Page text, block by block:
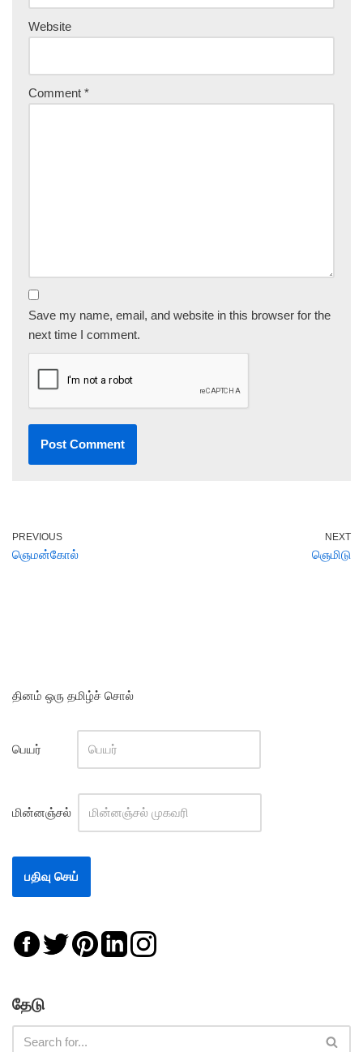
Website
Comment *
Save my name, email, and website in this browser for the
next time I comment.
PREVIOUS
ஞெமன்கோல்
NEXT
ஞெமிடு
தினம் ஒரு தமிழ்ச் சொல்
பெயர்
மின்னஞ்சல்
தேடு